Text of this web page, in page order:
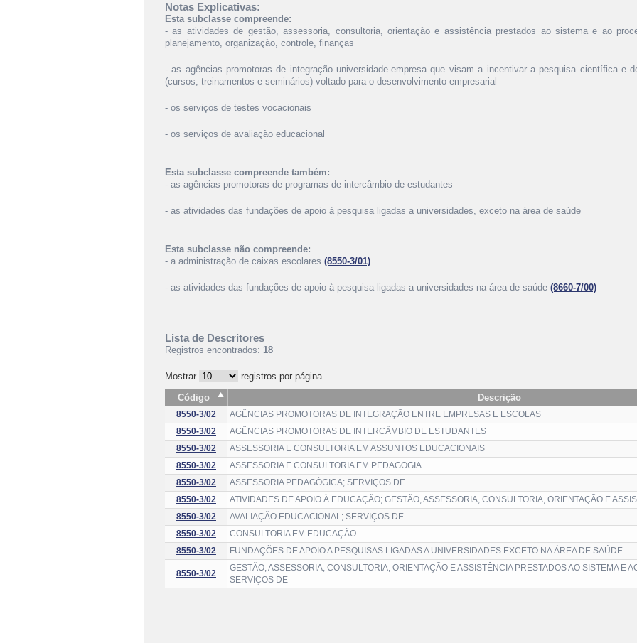
Notas Explicativas:
Esta subclasse compreende:
- as atividades de gestão, assessoria, consultoria, orientação e assistência prestados ao sistema e ao
planejamento, organização, controle, finanças
- as agências promotoras de integração universidade-empresa que visam a incentivar a pesquisa científica e
(cursos, treinamentos e seminários) voltado para o desenvolvimento empresarial
- os serviços de testes vocacionais
- os serviços de avaliação educacional
Esta subclasse compreende também:
- as agências promotoras de programas de intercâmbio de estudantes
- as atividades das fundações de apoio à pesquisa ligadas a universidades, exceto na área de saúde
Esta subclasse não compreende:
- a administração de caixas escolares (8550-3/01)
- as atividades das fundações de apoio à pesquisa ligadas a universidades na área de saúde (8660-7/00)
Lista de Descritores
Registros encontrados: 18
Mostrar
registros por página
Código
Descrição
8550-3/02
AGÊNCIAS PROMOTORAS DE INTEGRAÇÃO ENTRE EMPRESAS E ESCOLAS
8550-3/02
AGÊNCIAS PROMOTORAS DE INTERCÂMBIO DE ESTUDANTES
8550-3/02
ASSESSORIA E CONSULTORIA EM ASSUNTOS EDUCACIONAIS
8550-3/02
ASSESSORIA E CONSULTORIA EM PEDAGOGIA
8550-3/02
ASSESSORIA PEDAGÓGICA; SERVIÇOS DE
8550-3/02
ATIVIDADES DE APOIO À EDUCAÇÃO; GESTÃO, ASSESSORIA, CONSULTORIA, ORIENTAÇÃO E
8550-3/02
AVALIAÇÃO EDUCACIONAL; SERVIÇOS DE
8550-3/02
CONSULTORIA EM EDUCAÇÃO
8550-3/02
FUNDAÇÕES DE APOIO A PESQUISAS LIGADAS A UNIVERSIDADES EXCETO NA ÁREA DE SAÚDE
8550-3/02
GESTÃO, ASSESSORIA, CONSULTORIA, ORIENTAÇÃO E ASSISTÊNCIA PRESTADOS AO SISTEMA E
SERVIÇOS DE